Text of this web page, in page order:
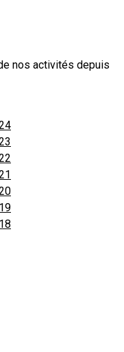
nos activités depuis